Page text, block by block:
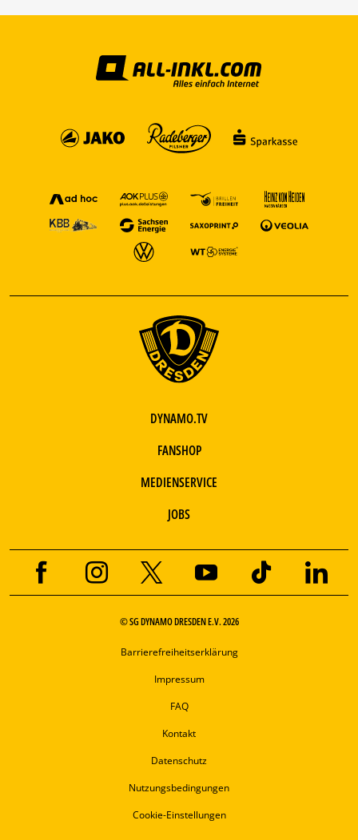
DYNAMO.TV
FANSHOP
MEDIENSERVICE
JOBS
© SG DYNAMO DRESDEN E.V. 2026
Barrierefreiheitserklärung
Impressum
FAQ
Kontakt
Datenschutz
Nutzungsbedingungen
Cookie-Einstellungen